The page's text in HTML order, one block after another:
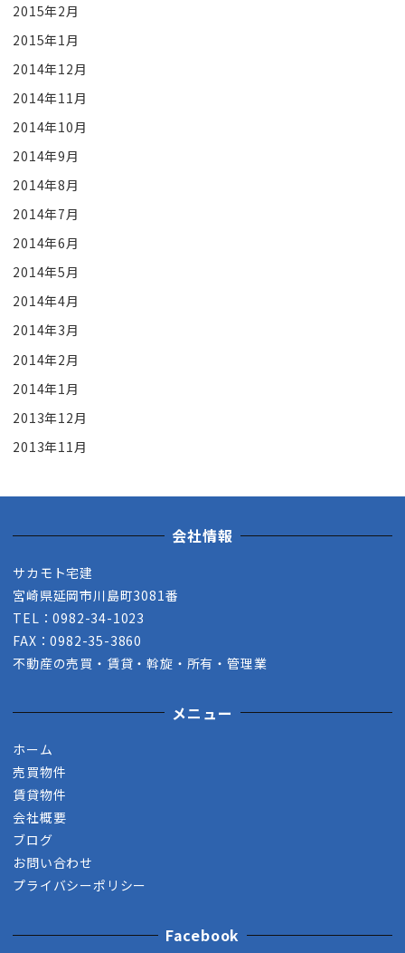
2015年2月
2015年1月
2014年12月
2014年11月
2014年10月
2014年9月
2014年8月
2014年7月
2014年6月
2014年5月
2014年4月
2014年3月
2014年2月
2014年1月
2013年12月
2013年11月
会社情報
サカモト宅建
宮崎県延岡市川島町3081番
TEL：0982-34-1023
FAX：0982-35-3860
不動産の売買・賃貸・斡旋・所有・管理業
メニュー
ホーム
売買物件
賃貸物件
会社概要
ブログ
お問い合わせ
プライバシーポリシー
Facebook